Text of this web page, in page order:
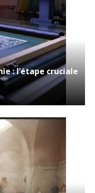
: l’étape cruciale